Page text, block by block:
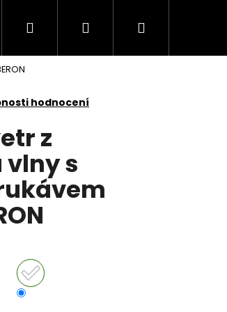
podmínky Vrácení zboží
Hledat PřihlášeníNákupní
hodnocení
z
vlny s